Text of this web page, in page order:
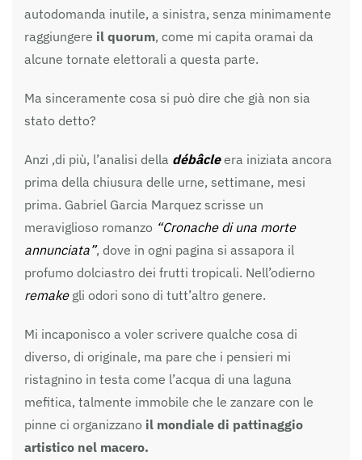
autodomanda inutile, a sinistra, senza minimamente
raggiungere il quorum, come mi capita oramai da
alcune tornate elettorali a questa parte.
Ma sinceramente cosa si può dire che già non sia
stato detto?
Anzi ,di più, l’analisi della débâcle era iniziata ancora
prima della chiusura delle urne, settimane, mesi
prima. Gabriel Garcia Marquez scrisse un
meraviglioso romanzo “Cronache di una morte
annunciata”, dove in ogni pagina si assapora il
profumo dolciastro dei frutti tropicali. Nell’odierno
remakegli odori sono di tutt’altro genere.
Mi incaponisco a voler scrivere qualche cosa di
diverso, di originale, ma pare che i pensieri mi
ristagnino in testa come l’acqua di una laguna
mefitica, talmente immobile che le zanzare con le
pinne ci organizzano il mondiale di pattinaggio
artistico nel macero.